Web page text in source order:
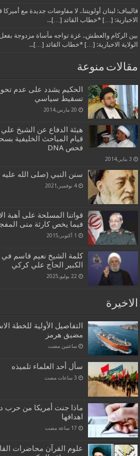
قاليباف: لبنان أولويتنا.. لا مفاوضات جديدة مع أميركا
الاخبارية: […] *خطاب القائد […]...
بين الركام والعطش.. غزة تواجه مأساة مزدوجة بفعل
الولاية الاخبارية: […] *خطاب القائد […]...
مقالات منوعة
الحكيم يشدد على عدم
تسقيط سياسي
20 مارس,2014
هيئة الدفاع عن الشيخ
قيام المباحث الخليفية
فحص DNA
3 يناير,2014
سنن النبي (صلى الله عليه
4 نوفمبر,2021
قواتنا المسلحة على أهبة
فيما يخص كارثة منى
1 أكتوبر,2015
كلمة الشيخ نعيم قاسم في
الكبير الحاج علي كركي
22 يوليو,2025
الاخيرة
التفاصيل الأولية للخطة
مضيق هرمز
‏ساعتين مضت
سأل أحد العلماء تلميذه
ماذا جنت أمريكا من حرب
اهدافها
علوم القرآن محاضرات